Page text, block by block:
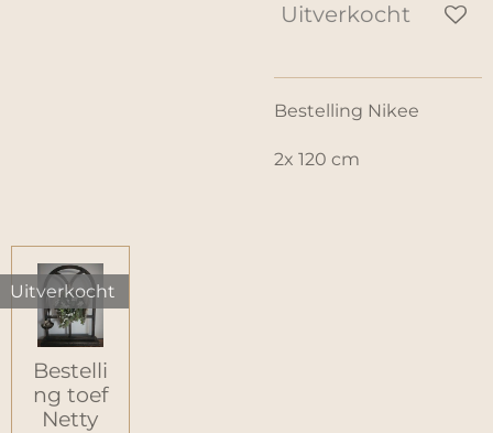
Uitverkocht
Bestelling Nikee
2x 120 cm
Uitverkocht
Bestelli
ng toef
Netty